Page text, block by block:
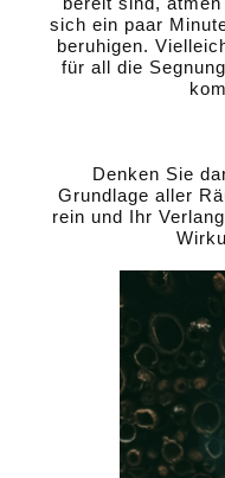
sich ein paar
beruhigen.
für all die
Denken Sie
Grundlage aller
rein und Ihr